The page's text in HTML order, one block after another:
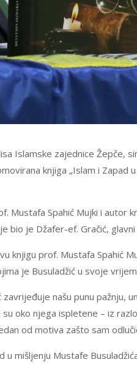
Islamske zajednice Žepče,
knjiga „Islam i Zapad
Mustafa Spahić Mujki i autor
bio je Džafer-ef. Gračić,
knjigu prof. Mustafa Spahić
je Busuladžić u svoje
zavrijeđuje našu punu pažnju,
su oko njega ispletene – iz
od motiva zašto sam
u mišljenju Mustafe